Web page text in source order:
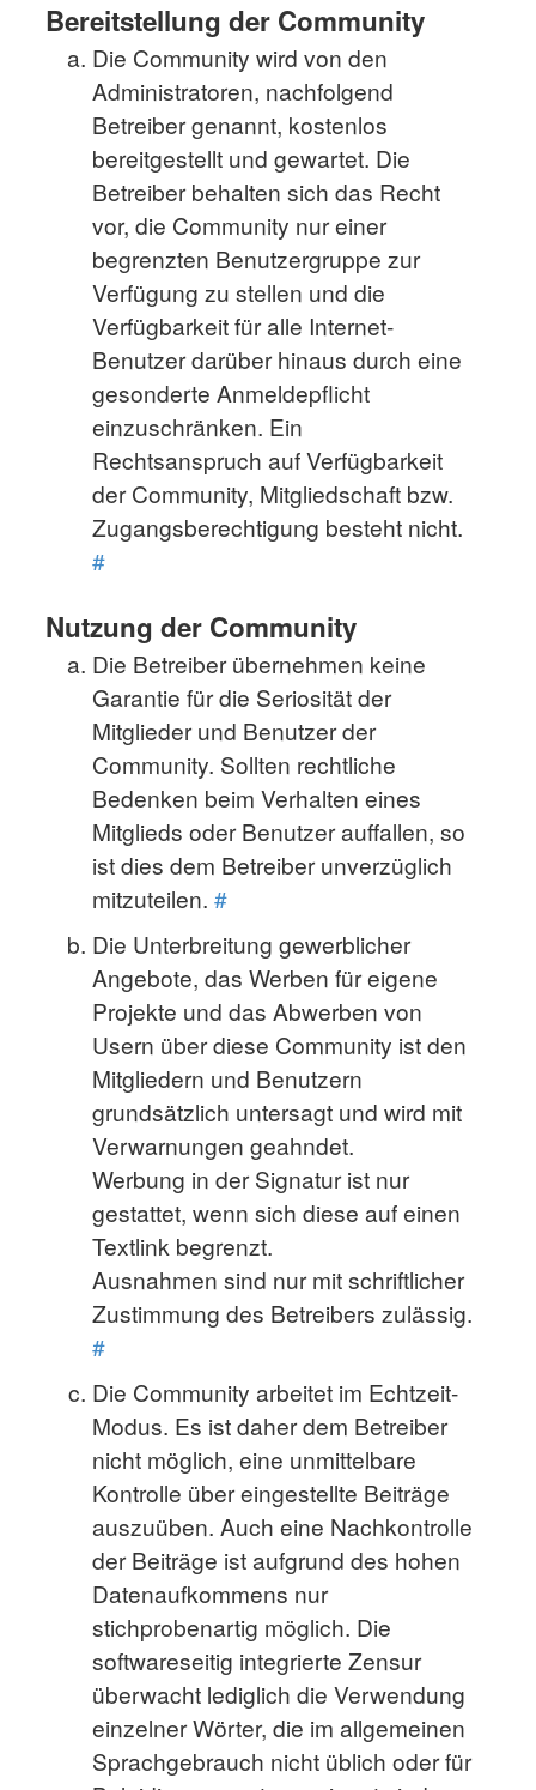
Bereitstellung der Community
Die Community wird von den
Administratoren, nachfolgend
Betreiber genannt, kostenlos
bereitgestellt und gewartet. Die
Betreiber behalten sich das Recht
vor, die Community nur einer
begrenzten Benutzergruppe zur
Verfügung zu stellen und die
Verfügbarkeit für alle Internet-
Benutzer darüber hinaus durch eine
gesonderte Anmeldepflicht
einzuschränken. Ein
Rechtsanspruch auf Verfügbarkeit
der Community, Mitgliedschaft bzw.
Zugangsberechtigung besteht nicht.
#
Nutzung der Community
Die Betreiber übernehmen keine
Garantie für die Seriosität der
Mitglieder und Benutzer der
Community. Sollten rechtliche
Bedenken beim Verhalten eines
Mitglieds oder Benutzer auffallen, so
ist dies dem Betreiber unverzüglich
mitzuteilen. #
Die Unterbreitung gewerblicher
Angebote, das Werben für eigene
Projekte und das Abwerben von
Usern über diese Community ist den
Mitgliedern und Benutzern
grundsätzlich untersagt und wird mit
Verwarnungen geahndet.
Werbung in der Signatur ist nur
gestattet, wenn sich diese auf einen
Textlink begrenzt.
Ausnahmen sind nur mit schriftlicher
Zustimmung des Betreibers zulässig.
#
Die Community arbeitet im Echtzeit-
Modus. Es ist daher dem Betreiber
nicht möglich, eine unmittelbare
Kontrolle über eingestellte Beiträge
auszuüben. Auch eine Nachkontrolle
der Beiträge ist aufgrund des hohen
Datenaufkommens nur
stichprobenartig möglich. Die
softwareseitig integrierte Zensur
überwacht lediglich die Verwendung
einzelner Wörter, die im allgemeinen
Sprachgebrauch nicht üblich oder für